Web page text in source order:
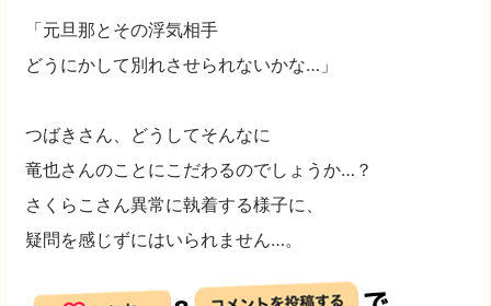
「元旦那とその浮気相手
どうにかして別れさせられないかな…」
つばきさん、どうしてそんなに
竜也さんのことにこだわるのでしょうか…？
さくらこさん異常に執着する様子に、
疑問を感じずにはいられません…。